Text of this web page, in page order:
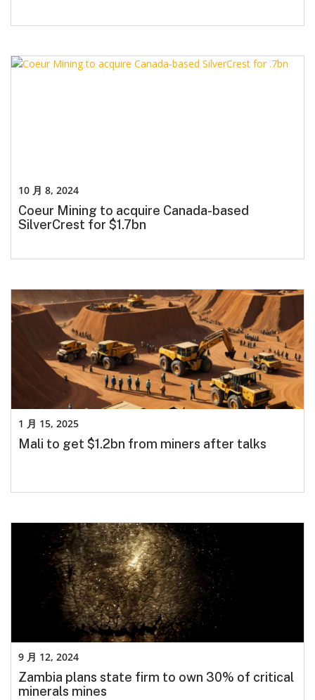
Coeur Mining to acquire Canada-based
SilverCrest for $1.7bn
10 月 8, 2024
Mali to get $1.2bn from miners after talks
1 月 15, 2025
Zambia plans state firm to own 30% of critical
minerals mines
9 月 12, 2024